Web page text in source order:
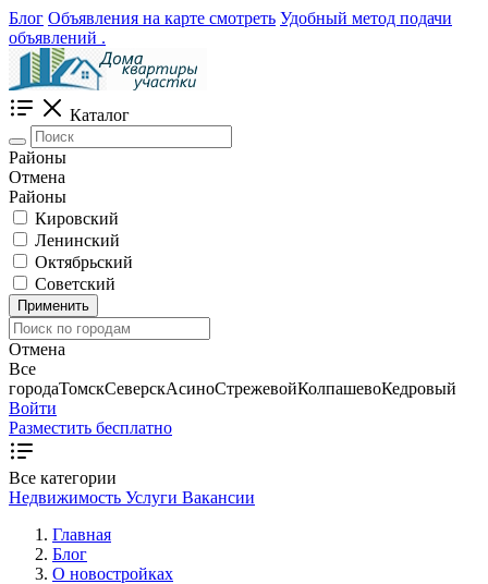
Блог Объявления на карте смотреть Удобный метод подачи
объявлений .
Каталог
Районы
Отмена
Районы
Кировский
Ленинский
Октябрьский
Советский
Применить
Отмена
Все
городаТомскСеверскАсиноСтрежевойКолпашевоКедровый
Войти
Разместить бесплатно
Все категории
Недвижимость Услуги Вакансии
Главная
Блог
О новостройках